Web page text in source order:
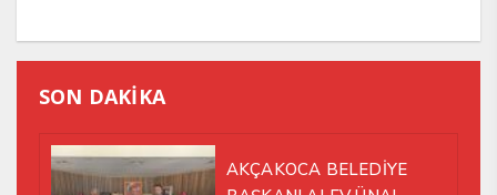
SON DAKİKA
AKÇAKOCA BELEDİYE